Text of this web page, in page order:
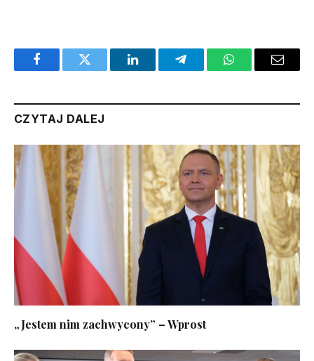
FacebookTwitter LinkedInTelegramWhatsAppEmail
CZYTAJ DALEJ
„Jestem nim zachwycony” – Wprost